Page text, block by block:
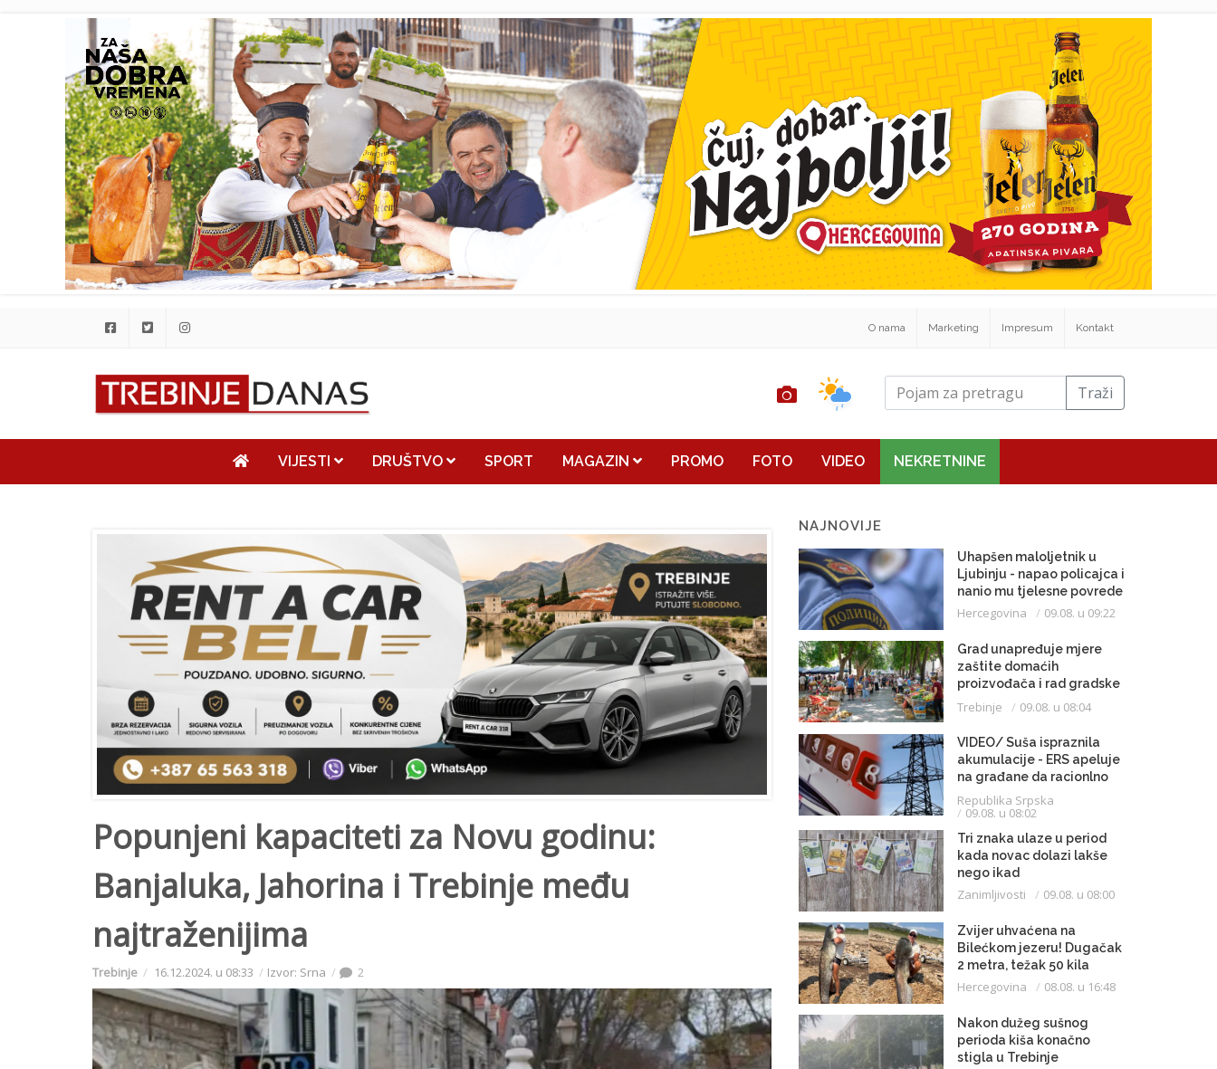
O nama Marketing Impresum Kontakt
Traži
VIJESTI DRUŠTVO SPORT MAGAZIN PROMO FOTO VIDEO NEKRETNINE
Popunjeni kapaciteti za Novu godinu:
Banjaluka, Jahorina i Trebinje među
najtraženijima
Trebinje 16.12.2024. u 08:33 Izvor: Srna 2
NAJNOVIJE
Uhapšen maloljetnik u
Ljubinju - napao policajca i
nanio mu tjelesne povrede
Hercegovina 09.08. u 09:22
Grad unapređuje mjere
zaštite domaćih
proizvođača i rad gradske
pijace
Trebinje 09.08. u 08:04
VIDEO/ Suša ispraznila
akumulacije - ERS apeluje
na građane da racionlno
troše struju
Republika Srpska
09.08. u 08:02
Tri znaka ulaze u period
kada novac dolazi lakše
nego ikad
Zanimljivosti 09.08. u 08:00
Zvijer uhvaćena na
Bilećkom jezeru! Dugačak
2 metra, težak 50 kila
Hercegovina 08.08. u 16:48
Nakon dužeg sušnog
perioda kiša konačno
stigla u Trebinje